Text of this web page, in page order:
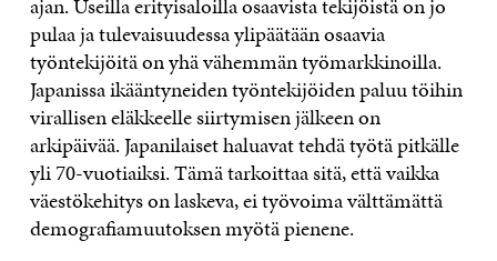
ajan. Useilla erityisaloilla osaavista tekijöistä on jo
pulaa ja tulevaisuudessa ylipäätään osaavia
työntekijöitä on yhä vähemmän työmarkkinoilla.
Japanissa ikääntyneiden työntekijöiden paluu töihin
virallisen eläkkeelle siirtymisen jälkeen on
arkipäivää. Japanilaiset haluavat tehdä työtä pitkälle
yli 70-vuotiaiksi. Tämä tarkoittaa sitä, että vaikka
väestökehitys on laskeva, ei työvoima välttämättä
demografiamuutoksen myötä pienene.